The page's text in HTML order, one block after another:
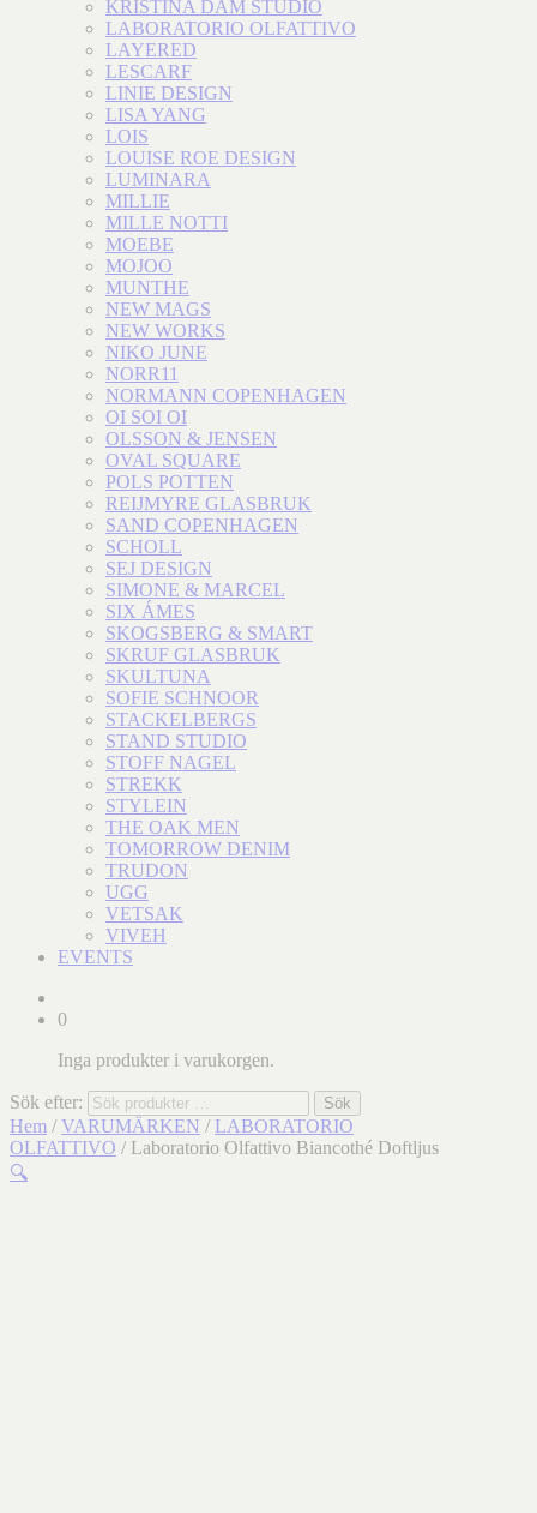
KRISTINA DAM STUDIO
LABORATORIO OLFATTIVO
LAYERED
LESCARF
LINIE DESIGN
LISA YANG
LOIS
LOUISE ROE DESIGN
LUMINARA
MILLIE
MILLE NOTTI
MOEBE
MOJOO
MUNTHE
NEW MAGS
NEW WORKS
NIKO JUNE
NORR11
NORMANN COPENHAGEN
OI SOI OI
OLSSON & JENSEN
OVAL SQUARE
POLS POTTEN
REIJMYRE GLASBRUK
SAND COPENHAGEN
SCHOLL
SEJ DESIGN
SIMONE & MARCEL
SIX ÁMES
SKOGSBERG & SMART
SKRUF GLASBRUK
SKULTUNA
SOFIE SCHNOOR
STACKELBERGS
STAND STUDIO
STOFF NAGEL
STREKK
STYLEIN
THE OAK MEN
TOMORROW DENIM
TRUDON
UGG
VETSAK
VIVEH
EVENTS
0
Inga produkter i varukorgen.
Sök efter: Sök
Hem / VARUMÄRKEN / LABORATORIO
OLFATTIVO / Laboratorio Olfattivo Biancothé Doftljus
🔍